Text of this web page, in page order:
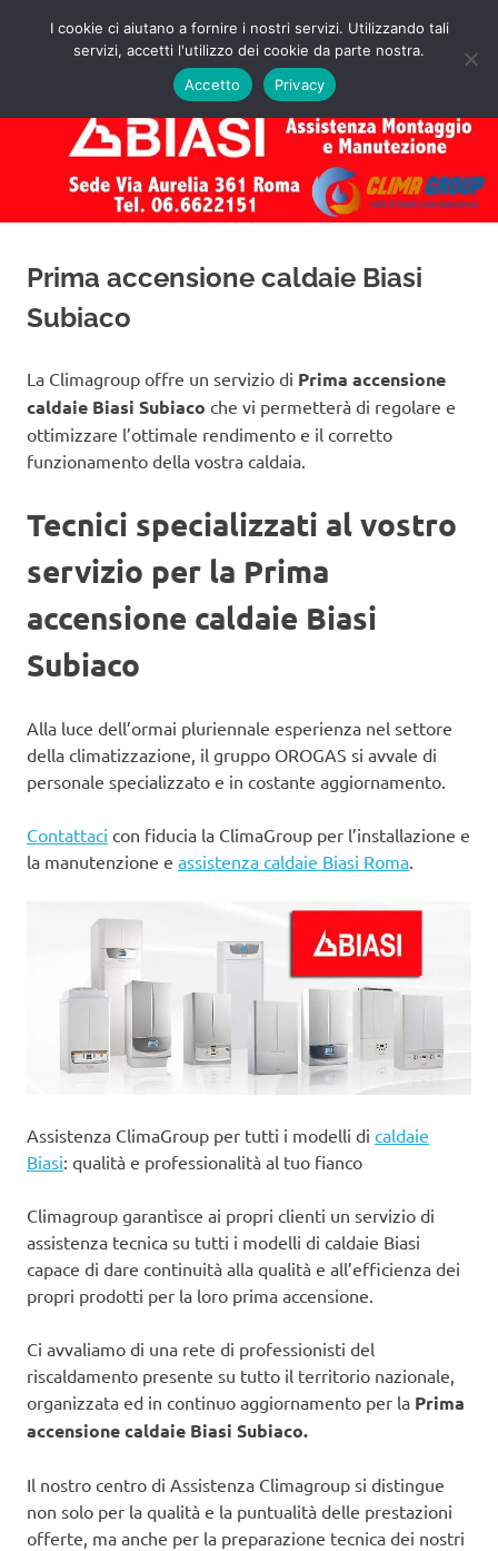
Assistenza
Caldaie
Biasi
Roma
Preventivo!
MENU
Prima accensione caldaie Biasi
Subiaco
La Climagroup offre un servizio di Prima accensione
caldaie Biasi Subiaco che vi permetterà di regolare e
ottimizzare l’ottimale rendimento e il corretto
funzionamento della vostra caldaia.
Tecnici specializzati al vostro
servizio per la Prima
accensione caldaie Biasi
Subiaco
Alla luce dell’ormai pluriennale esperienza nel settore
della climatizzazione, il gruppo OROGAS si avvale di
personale specializzato e in costante aggiornamento.
Contattaci con fiducia la ClimaGroup per l’installazione e
la manutenzione e assistenza caldaie Biasi Roma.
Assistenza ClimaGroup per tutti i modelli di caldaie
Biasi: qualità e professionalità al tuo fianco
Climagroup garantisce ai propri clienti un servizio di
assistenza tecnica su tutti i modelli di caldaie Biasi
capace di dare continuità alla qualità e all’efficienza dei
propri prodotti per la loro prima accensione.
Ci avvaliamo di una rete di professionisti del
riscaldamento presente su tutto il territorio nazionale,
organizzata ed in continuo aggiornamento per la Prima
accensione caldaie Biasi Subiaco.
Il nostro centro di Assistenza Climagroup si distingue
non solo per la qualità e la puntualità delle prestazioni
offerte, ma anche per la preparazione tecnica dei nostri
I cookie ci aiutano a fornire i nostri servizi. Utilizzando tali
servizi, accetti l'utilizzo dei cookie da parte nostra.
Accetto
Privacy